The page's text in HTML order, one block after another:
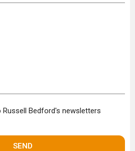
Bedford's newsletters